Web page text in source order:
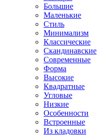
Большие
Маленькие
Стиль
Минимализм
Классические
Скандинавские
Современные
Форма
Высокие
Квадратные
Угловые
Низкие
Особенности
Встроенные
Из кладовки